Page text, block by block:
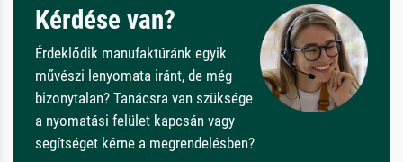
Kérdése van?
Érdeklődik manufaktúránk egyik
művészi lenyomata iránt, de még
bizonytalan? Tanácsra van szüksége
a nyomatási felület kapcsán vagy
segítséget kérne a megrendelésben?